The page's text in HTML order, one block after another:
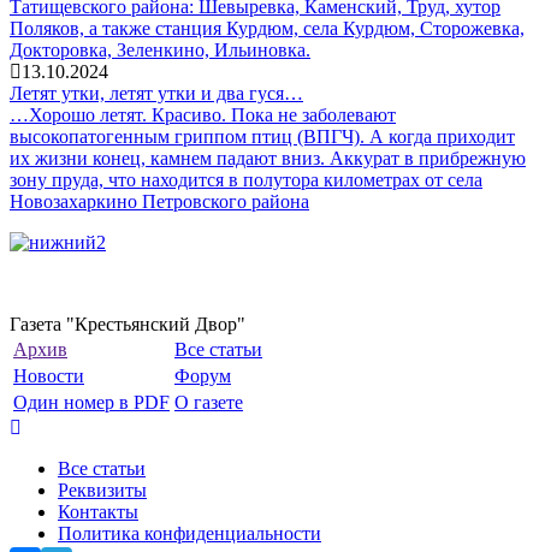
Татищевского района: Шевыревка, Каменский, Труд, хутор
Поляков, а также станция Курдюм, села Курдюм, Сторожевка,
Докторовка, Зеленкино, Ильиновка.
13.10.2024
Летят утки, летят утки и два гуся…
…Хорошо летят. Красиво. Пока не заболевают
высокопатогенным гриппом птиц (ВПГЧ). А когда приходит
их жизни конец, камнем падают вниз. Аккурат в прибрежную
зону пруда, что находится в полутора километрах от села
Новозахаркино Петровского района
Газета "Крестьянский Двор"
Архив
Все статьи
Новости
Форум
Один номер в PDF О газете
Все статьи
Реквизиты
Контакты
Политика конфиденциальности